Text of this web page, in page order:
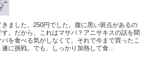
ました。250円でした。腹に黒い斑点があるの
。だから、これはマサバ？アニサキスの話を聞
を食べる気がしなくて。それで今まで買ったこ
遂に挑戦。でも、しっかり加熱して食...